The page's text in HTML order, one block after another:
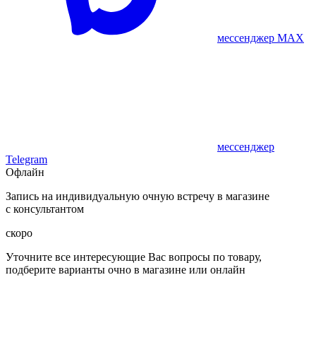
мессенджер MAX
мессенджер
Telegram
Офлайн
Запись на индивидуальную очную встречу в магазине
с консультантом
скоро
Уточните все интересующие Вас вопросы по товару,
подберите варианты очно в магазине или онлайн